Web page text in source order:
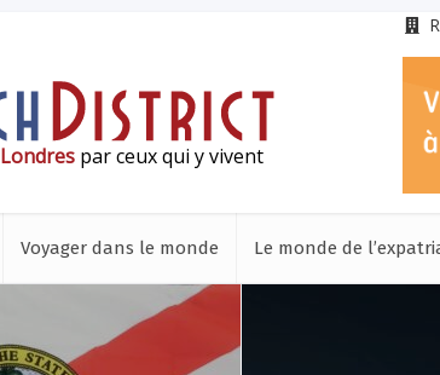
Londrespar ceux qui y vivent
Voyager dans le monde Le monde de